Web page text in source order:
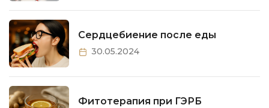
Сердцебиение после еды
30.05.2024
Фитотерапия при ГЭРБ